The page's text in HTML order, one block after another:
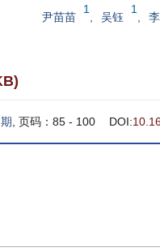
尹苗苗
1
, 吴钰
1
,
, 页码：85 - 100 DOI: